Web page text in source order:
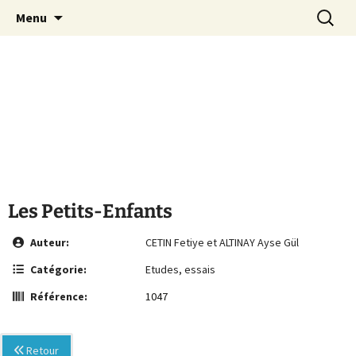
MCA Vienne
Le site de la Maison de la Culture
Arménienne de Vienne
Menu
Les Petits-Enfants
Auteur:
CETIN Fetiye et ALTINAY Ayse Gül
Catégorie:
Etudes, essais
Référence:
1047
Retour